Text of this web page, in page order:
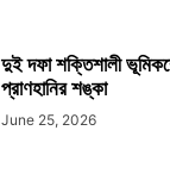
দুই দফা শক্তিশালী
প্রাণহানির শঙ্কা
June 25, 2026